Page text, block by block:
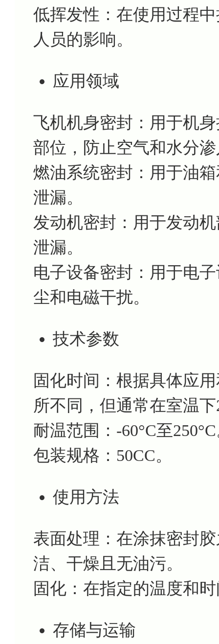
低挥发性：在使用过程
人员的影响。
应用领域
飞机机身密封：用于机
部位，防止空气和水分
燃油系统密封：用于油
泄漏。
发动机密封：用于发动
泄漏。
电子设备密封：用于电
尘和电磁干扰。
技术参数
固化时间：根据具体应
所不同，但通常在室温
耐温范围：-60°C至
包装规格：50CC。
使用方法
表面处理：在涂抹密封
洁、干燥且无油污。
固化：在指定的温度和
存储与运输